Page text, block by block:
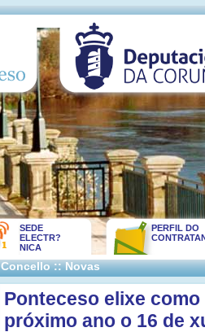
SEDE
ELECTR?
NICA
PERFIL DO
Concello :: Novas
Ponteceso elixe
próximo ano o 16 de